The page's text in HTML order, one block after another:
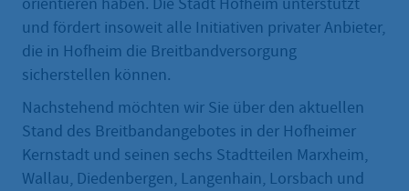
orientieren haben. Die Stadt Hofheim unterstützt
und fördert insoweit alle Initiativen privater Anbieter,
die in Hofheim die Breitbandversorgung
sicherstellen können.
Nachstehend möchten wir Sie über den aktuellen
Stand des Breitbandangebotes in der Hofheimer
Kernstadt und seinen sechs Stadtteilen Marxheim,
Wallau, Diedenbergen, Langenhain, Lorsbach und